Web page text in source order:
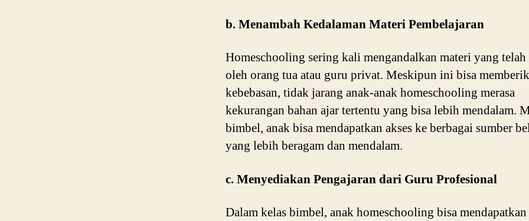
b. Menambah Kedalaman Materi Pembelajaran
Homeschooling sering kali mengandalkan materi yang
oleh orang tua atau guru privat. Meskipun ini bisa
kebebasan, tidak jarang anak-anak homeschooling merasa
kekurangan bahan ajar tertentu yang bisa lebih mendalam.
bimbel, anak bisa mendapatkan akses ke berbagai sumber
yang lebih beragam dan mendalam.
c. Menyediakan Pengajaran dari Guru Profesional
Dalam kelas bimbel, anak homeschooling bisa mendapatkan